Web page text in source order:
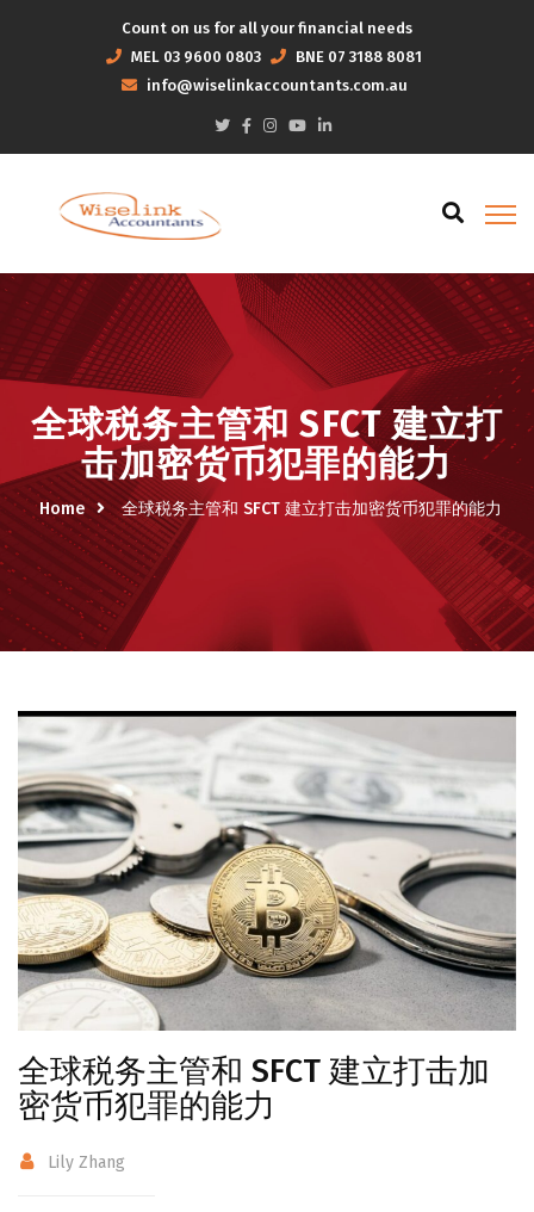
Count on us for all your financial needs
MEL 03 9600 0803 BNE 07 3188 8081
info@wiselinkaccountants.com.au
全球税务主管和 SFCT 建立打
击加密货币犯罪的能力
Home 全球税务主管和 SFCT 建立打击加密货币犯罪的能力
全球税务主管和 SFCT 建立打击加
密货币犯罪的能力
Lily Zhang